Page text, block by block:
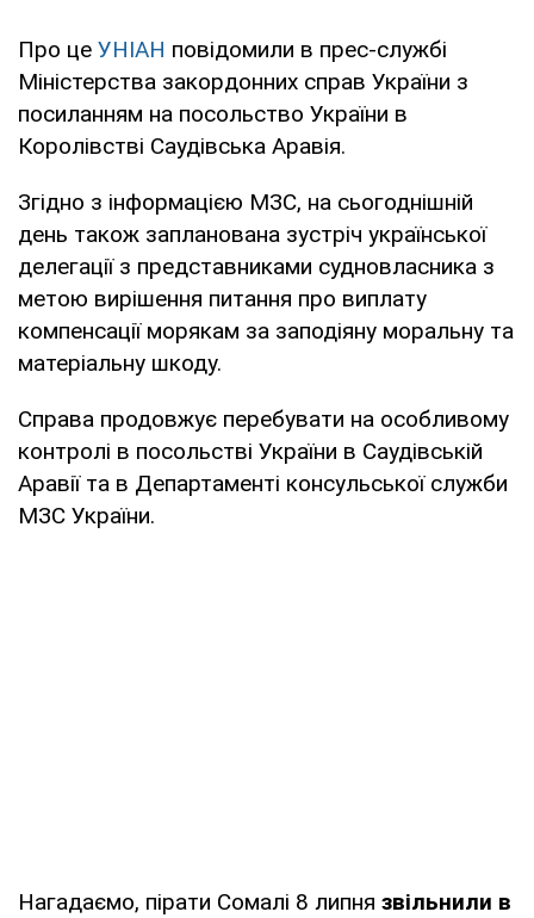
Про це УНІАН повідомили в прес-службі
Міністерства закордонних справ України з
посиланням на посольство України в
Королівстві Саудівська Аравія.
Згідно з інформацією МЗС, на сьогоднішній
день також запланована зустріч української
делегації з представниками судновласника з
метою вирішення питання про виплату
компенсації морякам за заподіяну моральну та
матеріальну шкоду.
Справа продовжує перебувати на особливому
контролі в посольстві України в Саудівській
Аравії та в Департаменті консульської служби
МЗС України.
Нагадаємо, пірати Сомалі 8 липня звільнили в